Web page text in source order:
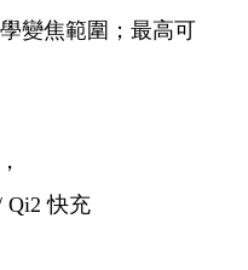
變焦範圍；最高可
Qi2 快充